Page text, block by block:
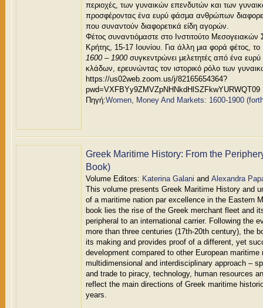
περιοχές, των γυναικών επενδυτών και των
προσφέροντας ένα ευρύ φάσμα ανθρώπων
που συναντούν διαφορετικά είδη αγορών.
Φέτος συναντιόμαστε στο Ινστιτούτο
Κρήτης, 15-17 Ιουνίου. Για άλλη μια φορά φέτος, το
1600 – 1900συγκεντρώνει μελετητές από ένα
κλάδων, ερευνώντας τον ιστορικό ρόλο των
https://us02web.zoom.us/j/82165654364?
pwd=VXFBYy9ZMVZpNHNkdHlSZFkwYURWQT09
Πηγή:Women, Money And Markets: 1600-1900
Greek Maritime History: From the
Book)
Volume Editors: Katerina Galani and Alexandra
This volume presents Greek Maritime History and
of a maritime nation par excellence in the Eastern
book lies the rise of the Greek merchant fleet and
peripheral to an international carrier. Following the
more than three centuries (17th-20th century), the
its making and provides proof of a different, yet
development compared to other European
multidimensional and interdisciplinary approach –
and trade to piracy, technology, human resources
reflect the main directions of Greek maritime
years.